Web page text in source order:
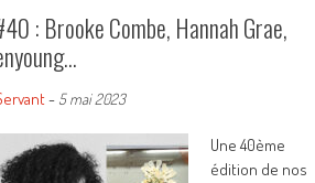
: Brooke Combe, Hannah Grae,
- 5 mai 2023
Une 40ème
édition de nos